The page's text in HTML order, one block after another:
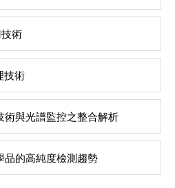
術
技術
術與光譜監控之整合解析
品的高純度檢測趨勢